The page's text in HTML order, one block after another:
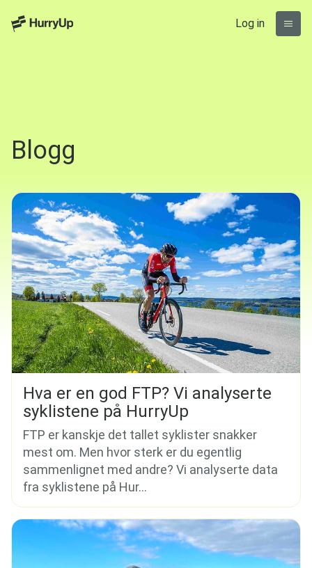
Log in
Blogg
Hva er en god FTP? Vi analyserte
syklistene på HurryUp
FTP er kanskje det tallet syklister snakker
mest om. Men hvor sterk er du egentlig
sammenlignet med andre? Vi analyserte data
fra syklistene på Hur...